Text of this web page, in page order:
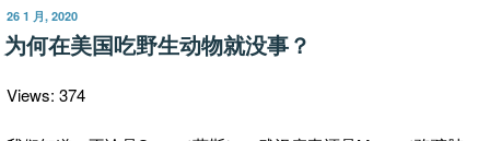
气
加
消
发
布
于
26 1 月, 2020
为何在美国吃野生动物就没事？
Views: 374